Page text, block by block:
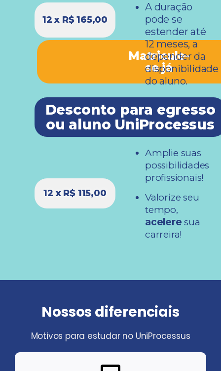
12 x R$ 165,00
Matricule-
se já
A duração
pode se
estender até
12 meses, a
depender da
disponibilidade
do aluno.
Desconto para egresso
ou aluno UniProcessus
12 x R$ 115,00
Amplie suas
possibilidades
profissionais!
Valorize seu
tempo,
acelere sua
carreira!
Nossos diferenciais
Motivos para estudar no UniProcessus